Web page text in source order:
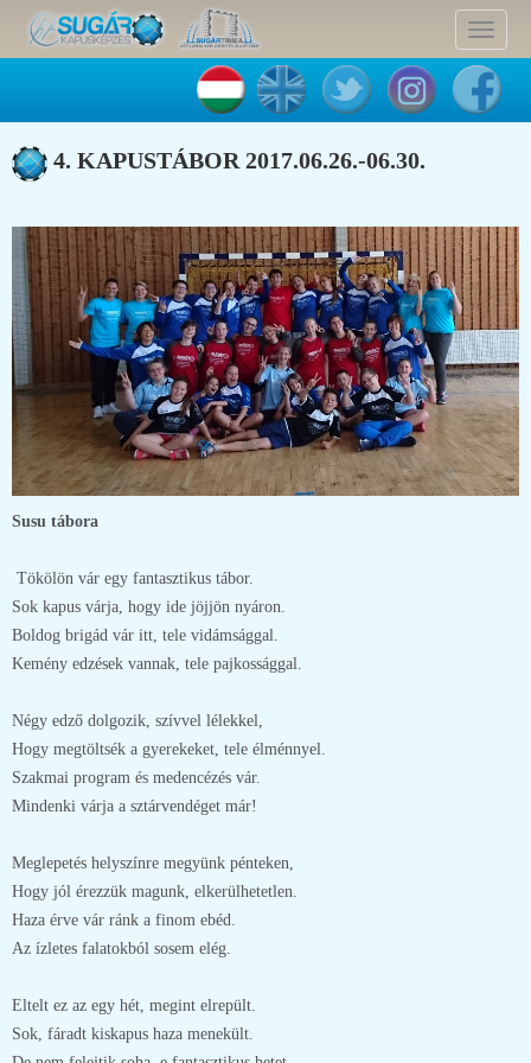
Toggle
4. KAPUSTÁBOR 2017.06.26.-06.30.
Susu tábora
Tökölön vár egy fantasztikus tábor.
Sok kapus várja, hogy ide jöjjön nyáron.
Boldog brigád vár itt, tele vidámsággal.
Kemény edzések vannak, tele pajkossággal.
Négy edző dolgozik, szívvel lélekkel,
Hogy megtöltsék a gyerekeket, tele élménnyel.
Szakmai program és medencézés vár.
Mindenki várja a sztárvendéget már!
Meglepetés helyszínre megyünk pénteken,
Hogy jól érezzük magunk, elkerülhetetlen.
Haza érve vár ránk a finom ebéd.
Az ízletes falatokból sosem elég.
Eltelt ez az egy hét, megint elrepült.
Sok, fáradt kiskapus haza menekült.